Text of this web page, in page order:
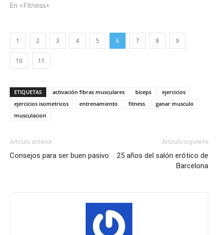
En «Fitness»
1 2 3 4 5 6 7 8 9
10 11
ETIQUETAS activación fibras musculares biceps
ejercicios
ejercicios isometricos
entrenamiento fitness
ganar musculo
musculacion
Artículo anterior
Consejos para ser buen pasivo
Artículo siguiente
25 años del salón erótico de
Barcelona